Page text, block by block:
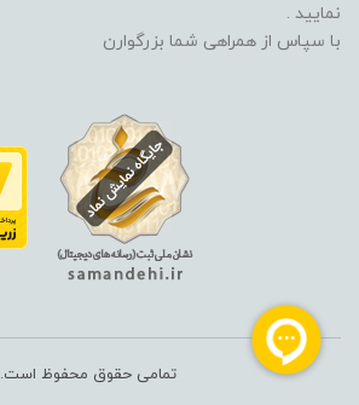
نمایید .
با سپاس از همراهی شما بزرگوارن
تمامی حقوق محفوظ است.